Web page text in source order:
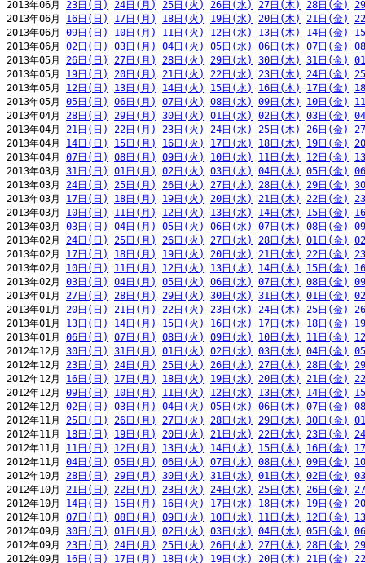
2013年06月 23日(日) 24日(月) 25日(火) 26日(水) 27日(木) 28日(金)
2013年06月 16日(日) 17日(月) 18日(火) 19日(水) 20日(木) 21日(金)
2013年06月 09日(日) 10日(月) 11日(火) 12日(水) 13日(木) 14日(金)
2013年06月 02日(日) 03日(月) 04日(火) 05日(水) 06日(木) 07日(金)
2013年05月 26日(日) 27日(月) 28日(火) 29日(水) 30日(木) 31日(金)
2013年05月 19日(日) 20日(月) 21日(火) 22日(水) 23日(木) 24日(金)
2013年05月 12日(日) 13日(月) 14日(火) 15日(水) 16日(木) 17日(金)
2013年05月 05日(日) 06日(月) 07日(火) 08日(水) 09日(木) 10日(金)
2013年04月 28日(日) 29日(月) 30日(火) 01日(水) 02日(木) 03日(金)
2013年04月 21日(日) 22日(月) 23日(火) 24日(水) 25日(木) 26日(金)
2013年04月 14日(日) 15日(月) 16日(火) 17日(水) 18日(木) 19日(金)
2013年04月 07日(日) 08日(月) 09日(火) 10日(水) 11日(木) 12日(金)
2013年03月 31日(日) 01日(月) 02日(火) 03日(水) 04日(木) 05日(金)
2013年03月 24日(日) 25日(月) 26日(火) 27日(水) 28日(木) 29日(金)
2013年03月 17日(日) 18日(月) 19日(火) 20日(水) 21日(木) 22日(金)
2013年03月 10日(日) 11日(月) 12日(火) 13日(水) 14日(木) 15日(金)
2013年03月 03日(日) 04日(月) 05日(火) 06日(水) 07日(木) 08日(金)
2013年02月 24日(日) 25日(月) 26日(火) 27日(水) 28日(木) 01日(金)
2013年02月 17日(日) 18日(月) 19日(火) 20日(水) 21日(木) 22日(金)
2013年02月 10日(日) 11日(月) 12日(火) 13日(水) 14日(木) 15日(金)
2013年02月 03日(日) 04日(月) 05日(火) 06日(水) 07日(木) 08日(金)
2013年01月 27日(日) 28日(月) 29日(火) 30日(水) 31日(木) 01日(金)
2013年01月 20日(日) 21日(月) 22日(火) 23日(水) 24日(木) 25日(金)
2013年01月 13日(日) 14日(月) 15日(火) 16日(水) 17日(木) 18日(金)
2013年01月 06日(日) 07日(月) 08日(火) 09日(水) 10日(木) 11日(金)
2012年12月 30日(日) 31日(月) 01日(火) 02日(水) 03日(木) 04日(金)
2012年12月 23日(日) 24日(月) 25日(火) 26日(水) 27日(木) 28日(金)
2012年12月 16日(日) 17日(月) 18日(火) 19日(水) 20日(木) 21日(金)
2012年12月 09日(日) 10日(月) 11日(火) 12日(水) 13日(木) 14日(金)
2012年12月 02日(日) 03日(月) 04日(火) 05日(水) 06日(木) 07日(金)
2012年11月 25日(日) 26日(月) 27日(火) 28日(水) 29日(木) 30日(金)
2012年11月 18日(日) 19日(月) 20日(火) 21日(水) 22日(木) 23日(金)
2012年11月 11日(日) 12日(月) 13日(火) 14日(水) 15日(木) 16日(金)
2012年11月 04日(日) 05日(月) 06日(火) 07日(水) 08日(木) 09日(金)
2012年10月 28日(日) 29日(月) 30日(火) 31日(水) 01日(木) 02日(金)
2012年10月 21日(日) 22日(月) 23日(火) 24日(水) 25日(木) 26日(金)
2012年10月 14日(日) 15日(月) 16日(火) 17日(水) 18日(木) 19日(金)
2012年10月 07日(日) 08日(月) 09日(火) 10日(水) 11日(木) 12日(金)
2012年09月 30日(日) 01日(月) 02日(火) 03日(水) 04日(木) 05日(金)
2012年09月 23日(日) 24日(月) 25日(火) 26日(水) 27日(木) 28日(金)
2012年09月 16日(日) 17日(月) 18日(火) 19日(水) 20日(木) 21日(金)